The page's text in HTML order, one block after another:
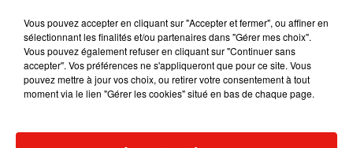
7 août 2026
Angèle et Amélie Lens dévoilent leur
collaboration tant attendue
Vous pouvez accepter en cliquant sur "Accepter et fermer", ou affiner en
sélectionnant les finalités et/ou partenaires dans "Gérer mes choix".
Vous pouvez également refuser en cliquant sur "Continuer sans
accepter". Vos préférences ne s'appliqueront que pour ce site. Vous
pouvez mettre à jour vos choix, ou retirer votre consentement à tout
moment via le lien "Gérer les cookies" situé en bas de chaque page.